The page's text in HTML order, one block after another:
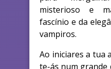
misterioso e
fascínio e da
vampiros.
Ao iniciares a tua
te-ás num grande